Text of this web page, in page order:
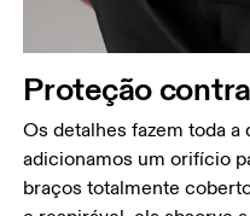
Proteção
Os detalhes fazem toda a
adicionamos um orifício
braços totalmente